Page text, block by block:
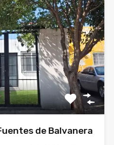
de Balvanera